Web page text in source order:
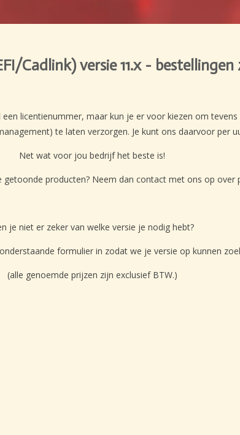
Cadlink) versie 11.x -
licentienummer, maar kun je er voor kiezen om
te laten verzorgen. Je kunt ons daarvoor per
Net wat voor jou bedrijf het beste is!
getoonde producten? Neem dan contact met ons op over
je niet er zeker van welke versie je nodig hebt?
formulier in zodat we je versie op kunnen
(alle genoemde prijzen zijn exclusief BTW.)